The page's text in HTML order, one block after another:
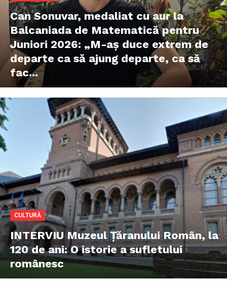
Can Sonuvar, medaliat cu aur la
Balcaniada de Matematică pentru
Juniori 2026: „M-aș duce extrem de
departe ca să ajung departe, ca să
fac...
CULTURĂ
INTERVIU Muzeul Țăranului Român, la
120 de ani: O istorie a sufletului
românesc